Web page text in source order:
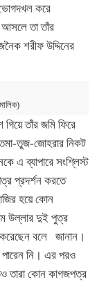
করে
তা তাঁর
শরীফ উদ্দিনের
তাঁর জমি ফিরে
তুজ-জোহরার নিকট
এ ব্যাপারে সংশ্লিস্ট
প্রদর্শন করতে
হয়ে কোন
উল্লার দুই পুত্র
বলে জানান।
নি। এর পরও
তারা কোন কাগজপত্র